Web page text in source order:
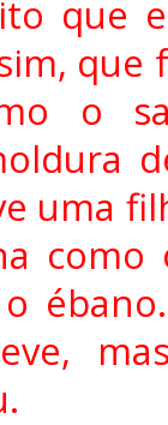
que
que
o
uma